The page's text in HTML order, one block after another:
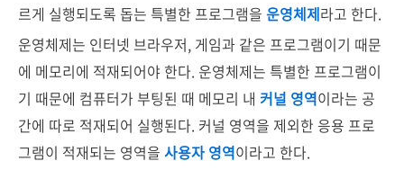
르게 실행되도록 돕는 특별한 프로그램을 운영체제라고 한다.
운영체제는 인터넷 브라우저, 게임과 같은 프로그램이기 때문
에 메모리에 적재되어야 한다. 운영체제는 특별한 프로그램이
기 때문에 컴퓨터가 부팅된 때 메모리 내 커널 영역이라는 공
간에 따로 적재되어 실행된다. 커널 영역을 제외한 응용 프로
그램이 적재되는 영역을 사용자 영역이라고 한다.